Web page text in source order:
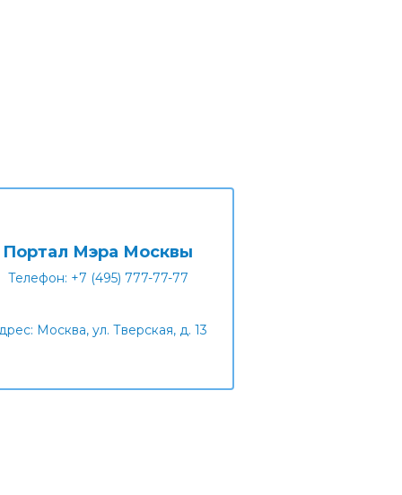
Портал Мэра Москвы
Телефон: +7 (495) 777-77-77
Москва, ул. Тверская, д. 13